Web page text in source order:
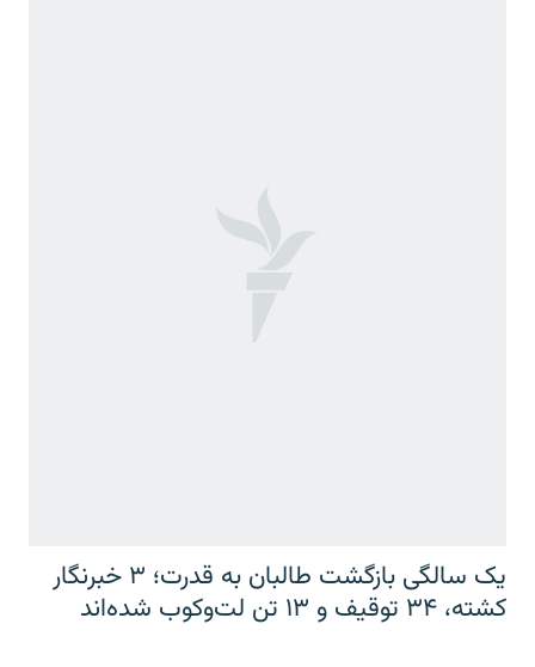
یک سالگی بازگشت طالبان به قدرت؛ ۳ خبرنگار
کشته، ۳۴ توقیف و ۱۳ تن لت‌وکوب شده‌اند